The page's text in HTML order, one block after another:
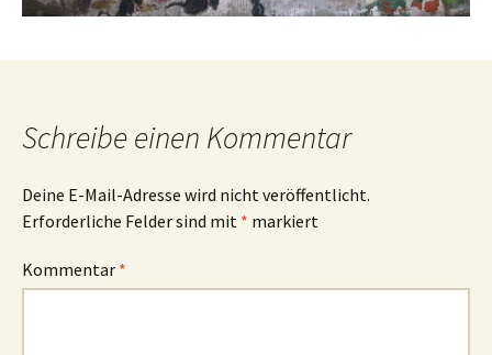
Schreibe einen Kommentar
Deine E-Mail-Adresse wird nicht veröffentlicht.
Erforderliche Felder sind mit * markiert
Kommentar *